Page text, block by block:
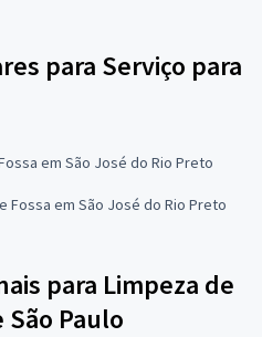
para Serviço para
em São José do Rio Preto
Fossa em São José do Rio Preto
para Limpeza de
São Paulo